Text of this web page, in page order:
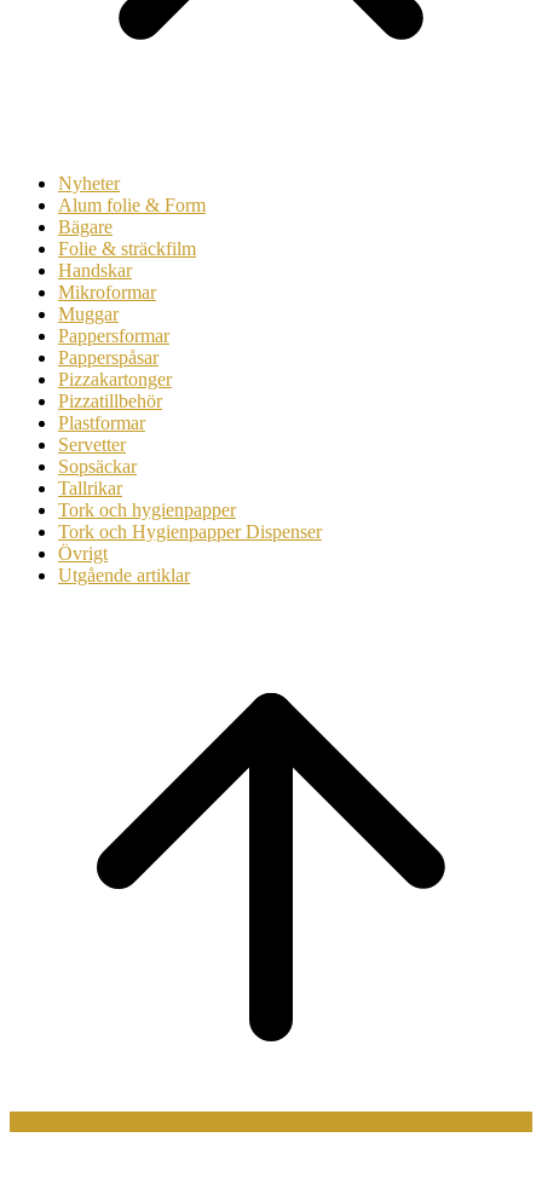
Nyheter
Alum folie & Form
Bägare
Folie & sträckfilm
Handskar
Mikroformar
Muggar
Pappersformar
Papperspåsar
Pizzakartonger
Pizzatillbehör
Plastformar
Servetter
Sopsäckar
Tallrikar
Tork och hygienpapper
Tork och Hygienpapper Dispenser
Övrigt
Utgående artiklar